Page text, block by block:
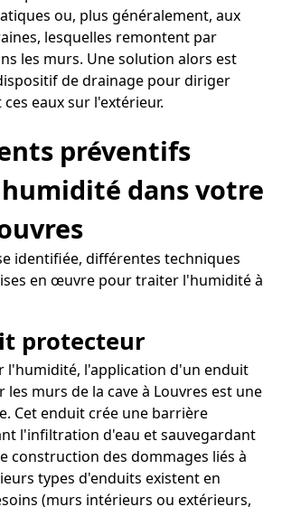
ou, plus généralement, aux
lesquelles remontent par
les murs. Une solution alors est
de drainage pour diriger
eaux sur l'extérieur.
préventifs
dans votre
identifiée, différentes techniques
en œuvre pour traiter l'humidité à
protecteur
l'humidité, l'application d'un enduit
les murs de la cave à Louvres est une
Cet enduit crée une barrière
l'infiltration d'eau et sauvegardant
construction des dommages liés à
types d'enduits existent en
(murs intérieurs ou extérieurs,